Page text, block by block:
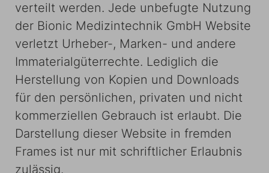
verteilt werden. Jede unbefugte Nutzung
der Bionic Medizintechnik GmbH Website
verletzt Urheber-, Marken- und andere
Immaterialgüterrechte. Lediglich die
Herstellung von Kopien und Downloads
für den persönlichen, privaten und nicht
kommerziellen Gebrauch ist erlaubt. Die
Darstellung dieser Website in fremden
Frames ist nur mit schriftlicher Erlaubnis
zulässig.